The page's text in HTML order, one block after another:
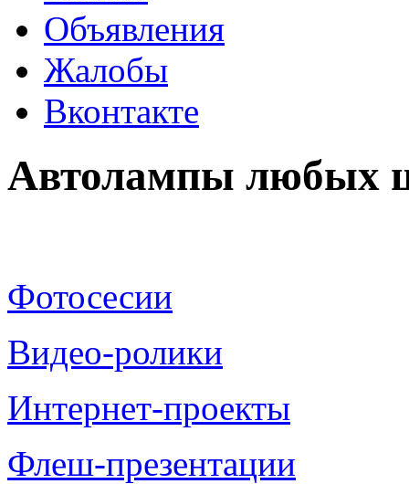
Объявления
Жалобы
Вконтакте
Автолампы любых
Фотосесии
Видео-ролики
Интернет-проекты
Флеш-презентации